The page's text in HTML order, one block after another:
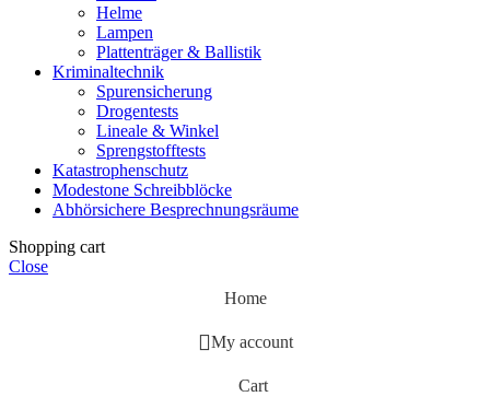
Helme
Lampen
Plattenträger & Ballistik
Kriminaltechnik
Spurensicherung
Drogentests
Lineale & Winkel
Sprengstofftests
Katastrophenschutz
Modestone Schreibblöcke
Abhörsichere Besprechnungsräume
Shopping cart
Close
Home
My account
Cart